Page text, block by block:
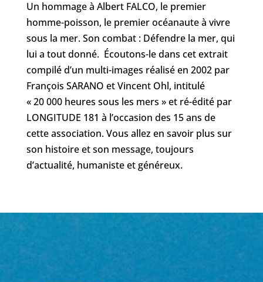
Un hommage à Albert FALCO, le premier
homme-poisson, le premier océanaute à vivre
sous la mer. Son combat : Défendre la mer, qui
lui a tout donné. Écoutons-le dans cet extrait
compilé d’un multi-images réalisé en 2002 par
François SARANO et Vincent Ohl, intitulé
« 20 000 heures sous les mers » et ré-édité par
LONGITUDE 181 à l’occasion des 15 ans de
cette association. Vous allez en savoir plus sur
son histoire et son message, toujours
d’actualité, humaniste et généreux.